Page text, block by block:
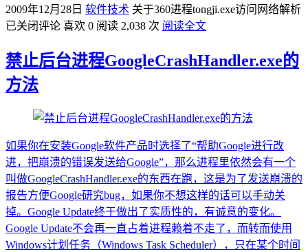
2009年12月28日 软件技术 关于360进程tongji.exe访问网络解析
已关闭评论 喜欢 0 阅读 2,038 次 阅读全文
禁止后台进程GoogleCrashHandler.exe的
方法
如果你在安装Google软件产品时选择了“帮助Google进行改
进，把崩溃的错误发送给Google”，那么进程里依然会有一个
叫做GoogleCrashHandler.exe的东西在跑，这是为了发送崩溃的
报告方便Google研究bug，如果你不想这样的话可以手动关
掉。Google Update终于做出了实质性的，有诚意的变化。
Google Update不会再一直占着进程赖着不走了，而转而使用
Windows计划任务（Windows Task Scheduler），只在某个时间